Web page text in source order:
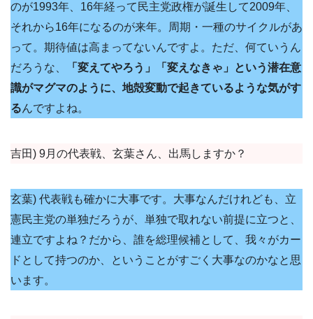
のが1993年、16年経って民主党政権が誕生して2009年、
それから16年になるのが来年。周期・一種のサイクルがあ
って。期待値は高まってないんですよ。ただ、何ていうん
だろうな、
「変えてやろう」「変えなきゃ」という潜在意
識がマグマのように、地殻変動で起きているような気がす
るんですよね。
吉田) 9月の代表戦、玄葉さん、出馬しますか？
玄葉) 代表戦も確かに大事です。大事なんだけれども、立
憲民主党の単独だろうが、単独で取れない前提に立つと、
連立ですよね？だから、誰を総理候補として、我々がカー
ドとして持つのか、ということがすごく大事なのかなと思
います。